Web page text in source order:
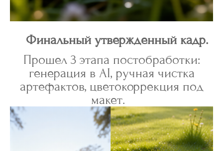
Финальный утвержденный кадр.
Прошел 3 этапа постобработки:
генерация в AI, ручная чистка
артефактов, цветокоррекция под
макет.